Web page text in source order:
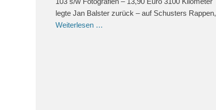
legte Jan Balster zurück – auf Schusters Rappen,
Weiterlesen …